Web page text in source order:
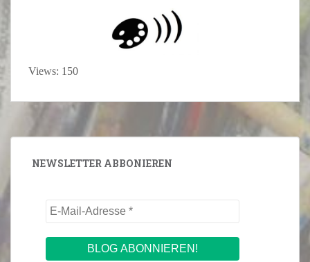
Views: 150
NEWSLETTER ABBONIEREN